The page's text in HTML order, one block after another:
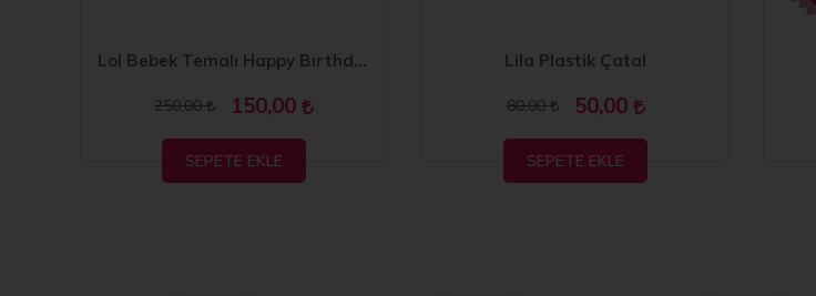
Lol Bebek Temalı Happy Bırthday Banner 270 cm
250,00 150,00
SEPETE EKLE
Lila Plastik Çatal
80,00 50,00
SEPETE EKLE